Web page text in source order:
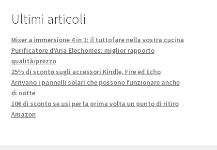
Ultimi articoli
Mixer a immersione 4 in 1: il tuttofare nella vostra cucina
Purificatore d’Aria Elechomes: miglior rapporto
qualità/prezzo
25% di sconto sugli accessori Kindle, Fire ed Echo
Arrivano i pannelli solari che possono funzionare anche
di notte
10€ di sconto se usi per la prima volta un punto di ritiro
Amazon